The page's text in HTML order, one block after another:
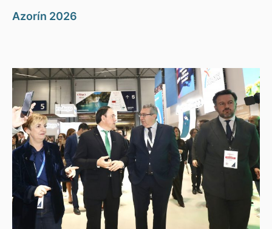
Azorín 2026